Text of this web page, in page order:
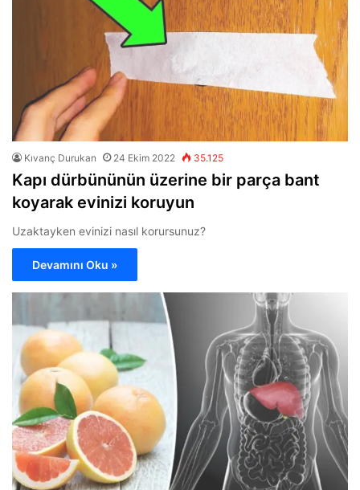
Kıvanç Durukan 24 Ekim 2022 35.125
Kapı dürbününün üzerine bir parça bant
koyarak evinizi koruyun
Uzaktayken evinizi nasıl korursunuz?
Devamını Oku »